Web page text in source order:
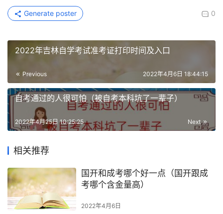
0
Generate poster
2022年吉林自学考试准考证打印时间及入口
Previous 2022年4月6日 18:44:15
自考通过的人很可怕（被自考本科坑了一辈子）
Next
2022年4月25日 10:25:25
相关推荐
国开和成考哪个好一点（国开跟成
考哪个含金量高）
2022年4月6日